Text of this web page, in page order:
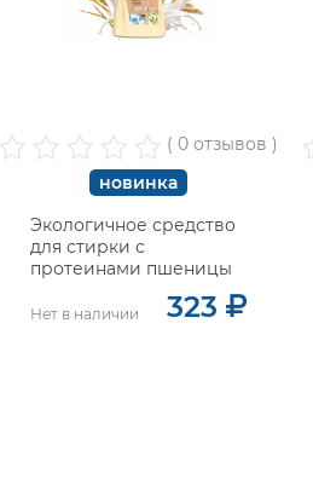
( 0 отзывов )
новинка
Экологичное средство
для стирки с
протеинами пшеницы
Нет в наличии 323